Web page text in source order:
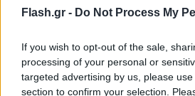
Flash.gr - Do Not Process My
If you wish to opt-out of the sale,
processing of your personal or
targeted advertising by us, please
section to confirm your selection.